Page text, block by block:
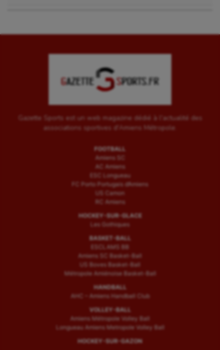
Gazette Sports est un web magazine dédié à l'actualité des
associations sportives d'Amiens Métropole.
FOOTBALL
Amiens SC
AC Amiens
ESC Longueau
FC Porto Portugais d’Amiens
US Camon
RC Amiens
HOCKEY-SUR-GLACE
Les Gothiques
BASKET-BALL
ESCLAMS BB
Amiens SC Basket-Ball
US Boves Basket-Ball
Métropole Amiénoise Basket-Ball
HANDBALL
AHC – Amiens Handball Club
VOLLEY-BALL
Amiens Métropole Volley Ball
Longueau Amiens Metropole Volley Ball
HOCKEY-SUR-GAZON